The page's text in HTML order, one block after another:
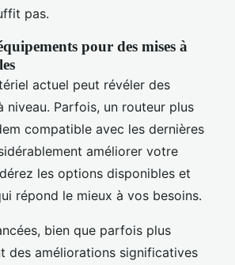
pas.
pour des mises à
actuel peut révéler des
niveau. Parfois, un routeur plus
compatible avec les dernières
améliorer votre
les options disponibles et
répond le mieux à vos besoins.
bien que parfois plus
des améliorations significatives